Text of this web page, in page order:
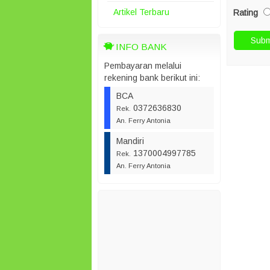
Artikel Terbaru
INFO BANK
Pembayaran melalui
rekening bank berikut ini:
BCA
Rek. 0372636830
An. Ferry Antonia
Mandiri
Rek. 1370004997785
An. Ferry Antonia
Rating